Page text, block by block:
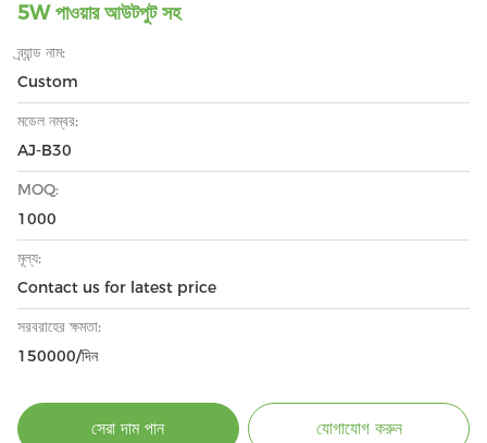
5W পাওয়ার আউটপুট সহ
ব্র্যান্ড নাম:
Custom
মডেল নম্বর:
AJ-B30
MOQ:
1000
মূল্য:
Contact us for latest price
সরবরাহের ক্ষমতা:
150000/দিন
সেরা দাম পান যোগাযোগ করুন